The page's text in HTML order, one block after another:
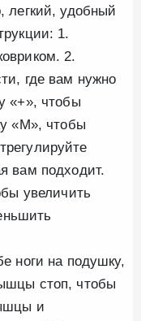
легкий, удобный
1.
2.
где вам нужно
«+», чтобы
«M», чтобы
вам подходит.
увеличить
ноги на подушку,
стоп, чтобы
и